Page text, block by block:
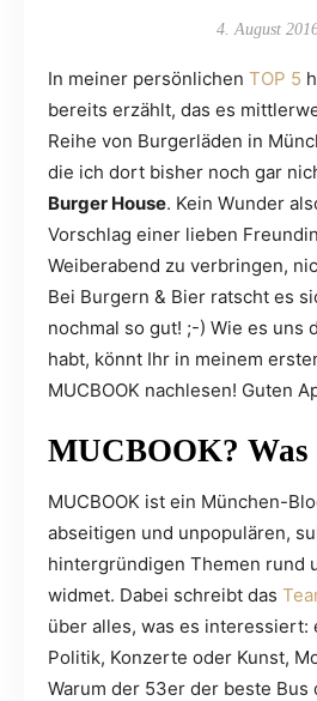
4. August
In meiner persönlichen TOP 5
bereits erzählt, das es
Reihe von Burgerläden in
die ich dort bisher noch gar
Burger House. Kein Wunder
Vorschlag einer lieben
Weiberabend zu verbringen,
Bei Burgern & Bier ratscht es
nochmal so gut! ;-) Wie es uns
habt, könnt Ihr in meinem
MUCBOOK nachlesen! Guten
MUCBOOK? Was
MUCBOOK ist ein München-
abseitigen und unpopulären,
hintergründigen Themen rund
widmet. Dabei schreibt das
über alles, was es interessiert:
Politik, Konzerte oder Kunst,
Warum der 53er der beste Bus